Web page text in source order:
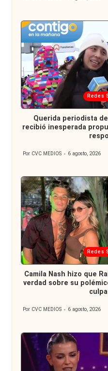
Publicado
Publicada
en
Redes
Querida periodista
recibió inesperada
Publicado
Por CVC MEDIOS 6 agosto, 2026
Publicada
en
Redes
Camila Nash hizo que
verdad sobre su
Publicado
Por CVC MEDIOS 6 agosto, 2026